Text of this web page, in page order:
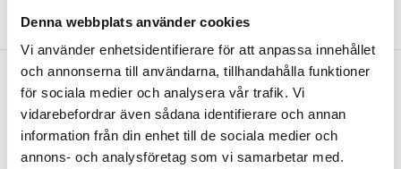
Denna webbplats använder cookies
Vi använder enhetsidentifierare för att anpassa innehållet
och annonserna till användarna, tillhandahålla funktioner
för sociala medier och analysera vår trafik. Vi
vidarebefordrar även sådana identifierare och annan
information från din enhet till de sociala medier och
annons- och analysföretag som vi samarbetar med.
Nyhetsbrev